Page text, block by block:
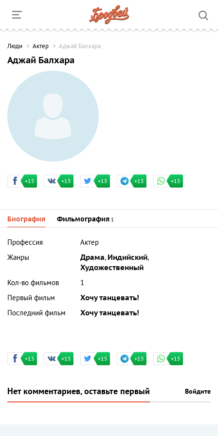
Люди Актер Аджай Балхара
Аджай Балхара
+15 +15 +15 +15 +15
Биография Фильмография 1
Профессия
Актер
Жанры
Драма, Индийский,
Художественный
Кол-во фильмов
1
Первый фильм
Хочу танцевать!
Последний фильм
Хочу танцевать!
+15 +15 +15 +15 +15
Нет комментариев, оставьте первый Войдите